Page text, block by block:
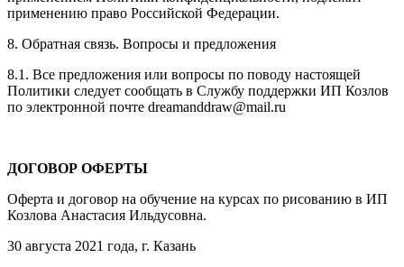
применению право Российской Федерации.
8. Обратная связь. Вопросы и предложения
8.1. Все предложения или вопросы по поводу настоящей
Политики следует сообщать в Службу поддержки ИП Козлов
по электронной почте dreamanddraw@mail.ru
ДОГОВОР ОФЕРТЫ
Оферта и договор на обучение на курсах по рисованию в ИП
Козлова Анастасия Ильдусовна.
30 августа 2021 года, г. Казань